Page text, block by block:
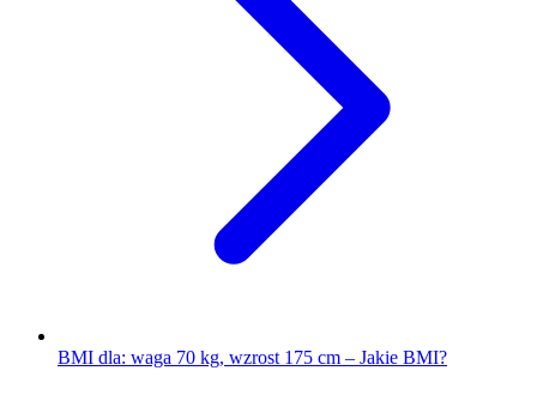
BMI dla: waga 70 kg, wzrost 175 cm – Jakie BMI?